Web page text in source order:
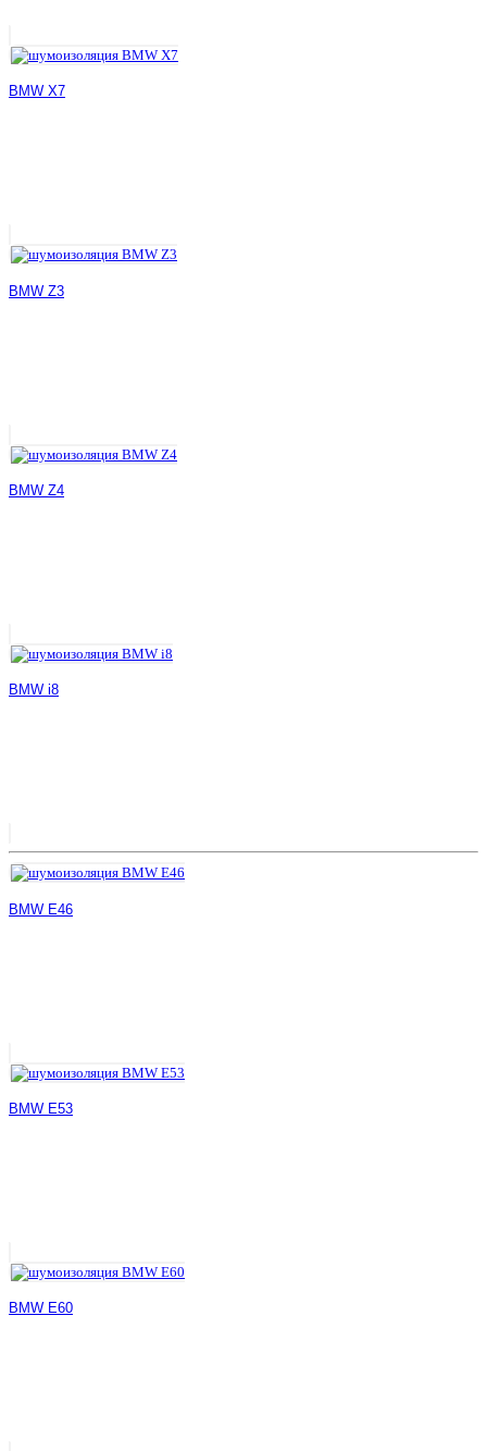
BMW X7
BMW Z3
BMW Z4
BMW i8
BMW E46
BMW E53
BMW E60